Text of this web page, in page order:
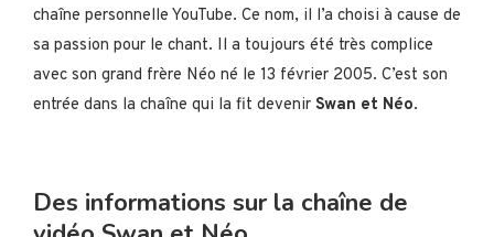
chaîne personnelle YouTube. Ce nom, il l’a choisi à cause de
sa passion pour le chant. Il a toujours été très complice
avec son grand frère Néo né le 13 février 2005. C’est son
entrée dans la chaîne qui la fit devenir Swan et Néo.
Des informations sur la chaîne de